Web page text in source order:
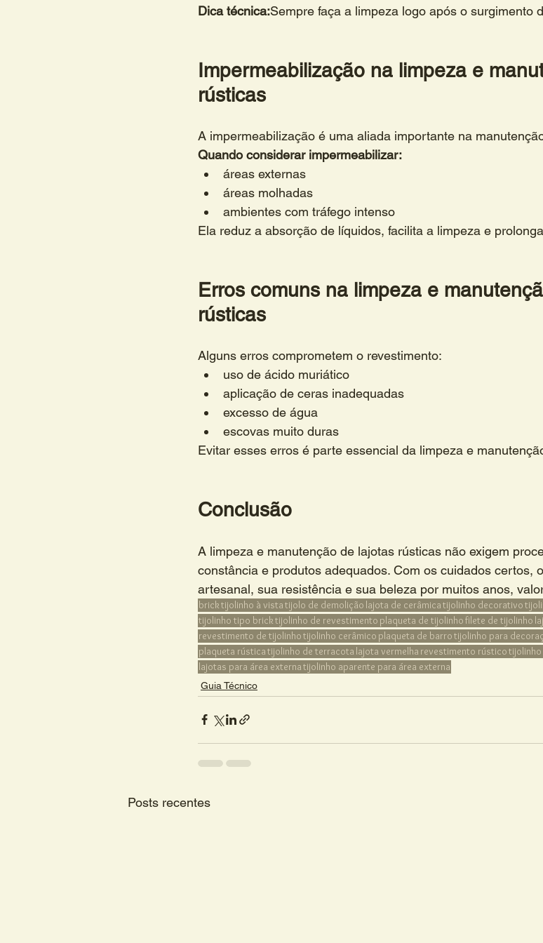
Dica técnica:Sempre faça a limpeza logo após o surgimento
Impermeabilização na limpeza e
rústicas
A impermeabilização é uma aliada importante na
Quando considerar impermeabilizar:
áreas externas
áreas molhadas
ambientes com tráfego intenso
Ela reduz a absorção de líquidos, facilita a limpeza e
Erros comuns na limpeza e
rústicas
Alguns erros comprometem o revestimento:
uso de ácido muriático
aplicação de ceras inadequadas
excesso de água
escovas muito duras
Evitar esses erros é parte essencial da limpeza e
Conclusão
A limpeza e manutenção de lajotas rústicas não exigem
constância e produtos adequados. Com os cuidados certos,
artesanal, sua resistência e sua beleza por muitos anos,
bricktijolinho à vistatijolo de demolição lajota de cerâmicatijolinho decorativo
tijolinho tipo bricktijolinho de revestimento plaqueta de tijolinhofilete de tijolinho
revestimento de tijolinhotijolinho cerâmico plaqueta de barrotijolinho para
plaqueta rústicatijolinho de terracota lajota vermelha revestimento rústico
lajotas para área externatijolinho aparente para área externa
Guia Técnico
Posts recentes